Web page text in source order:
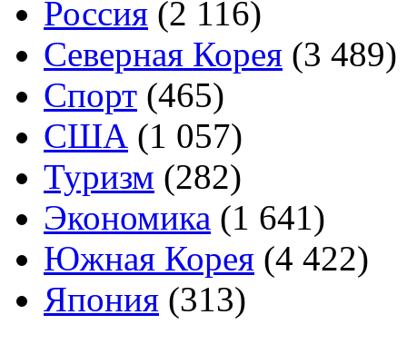
Россия (2 116)
Северная Корея (3 489)
Спорт (465)
США (1 057)
Туризм (282)
Экономика (1 641)
Южная Корея (4 422)
Япония (313)